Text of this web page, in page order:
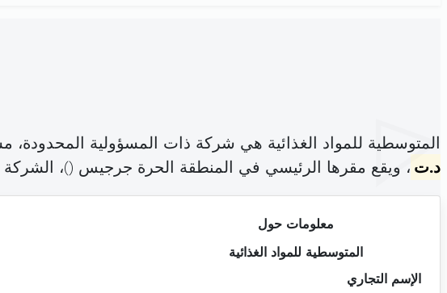
المتوسطية للمواد الغذائية هي شركة ذات المسؤولية المحدودة،
د.ت ، ويقع مقرها الرئيسي في المنطقة الحرة جرجيس ()،
معلومات حول
المتوسطية للمواد الغذائية
الإسم التجاري